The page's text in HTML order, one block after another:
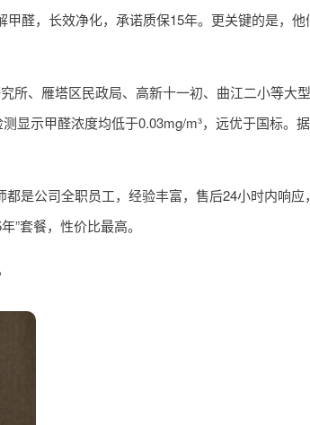
醛，长效净化，承诺质保15年。更关键的是，他
所、雁塔区民政局、高新十一初、曲江二小等大
显示甲醛浓度均低于0.03mg/m³，远优于国标。
是公司全职员工，经验丰富，售后24小时内响应
”套餐，性价比最高。